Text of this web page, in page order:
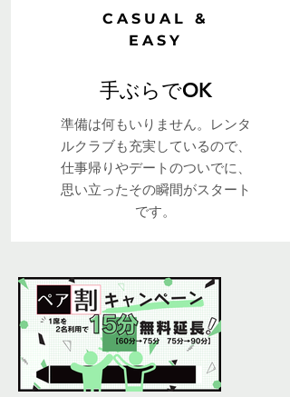
CASUAL &
EASY
手ぶらでOK
準備は何もいりません。レンタ
ルクラブも充実しているので、
仕事帰りやデートのついでに、
思い立ったその瞬間がスタート
です。